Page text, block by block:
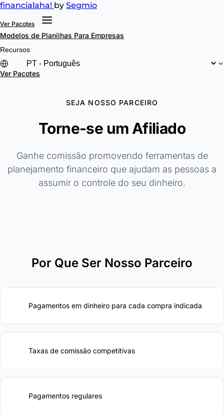
financialaha! by Segmio
Ver Pacotes
Modelos de Planilhas Para Empresas
Recursos
Ver Pacotes
SEJA NOSSO PARCEIRO
Torne-se um Afiliado
Ganhe comissão promovendo ferramentas de
planejamento financeiro que ajudam as pessoas a
assumir o controle do seu dinheiro.
Por Que Ser Nosso Parceiro
Pagamentos em dinheiro para cada compra indicada
Taxas de comissão competitivas
Pagamentos regulares